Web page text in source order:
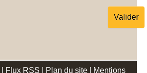
Flux RSS Plan du site Mentions